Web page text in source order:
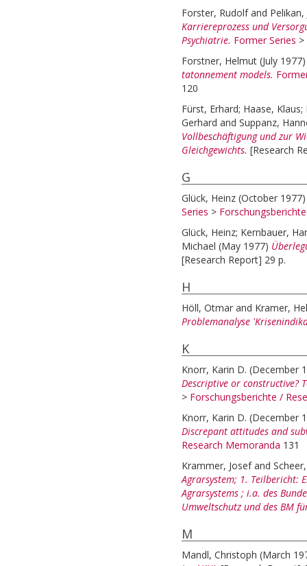
Forster, Rudolfand Pelikan,
Karriereprozess und
Psychiatrie. Former Series >
Forstner, Helmut (July
tatonnement models.
120
Fürst, Erhard; Haase, Klaus;
Gerhard and Suppanz,
Vollbeschäftigung und zur
Gleichgewichts. [Research
G
Glück, Heinz (October
Series >
Glück, Heinz; Kernbauer,
Michael (May 1977)
[Research Report] 29 p.
H
Höll, Otmar and Kramer,
Problemanalyse
K
Knorr, Karin D. (December
Descriptive or constructive?
> Forschungsberichte /
Knorr, Karin D. (December
Discrepant attitudes and
Research Memoranda 131
Krammer, Josefand
Agrarsystem; 1. Teilbericht:
Agrarsystems ; i.a. des
Umweltschutz und des BM
M
Mandl, Christoph (March